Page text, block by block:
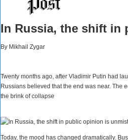
In Russia, the shift in
By Mikhail Zygar
Twenty months ago, after Vladimir Putin had
Russians believed that the end was near. The
the brink of collapse
Today, the mood has changed dramatically.